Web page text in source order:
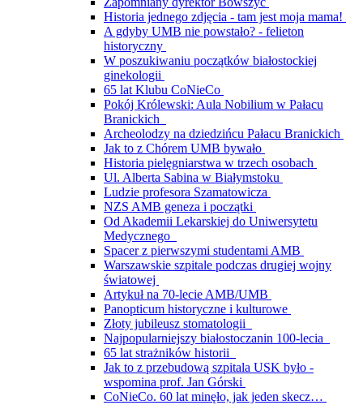
Historia jednego zdjęcia - tam jest moja mama!
A gdyby UMB nie powstało? - felieton
historyczny
W poszukiwaniu początków białostockiej
ginekologii
65 lat Klubu CoNieCo
Pokój Królewski: Aula Nobilium w Pałacu
Branickich
Archeolodzy na dziedzińcu Pałacu Branickich
Jak to z Chórem UMB bywało
Historia pielęgniarstwa w trzech osobach
Ul. Alberta Sabina w Białymstoku
Ludzie profesora Szamatowicza
NZS AMB geneza i początki
Od Akademii Lekarskiej do Uniwersytetu
Medycznego
Spacer z pierwszymi studentami AMB
Warszawskie szpitale podczas drugiej wojny
światowej
Artykuł na 70-lecie AMB/UMB
Panopticum historyczne i kulturowe
Złoty jubileusz stomatologii
Najpopularniejszy białostoczanin 100-lecia
65 lat strażników historii
Jak to z przebudową szpitala USK było -
wspomina prof. Jan Górski
CoNieCo. 60 lat minęło, jak jeden skecz…